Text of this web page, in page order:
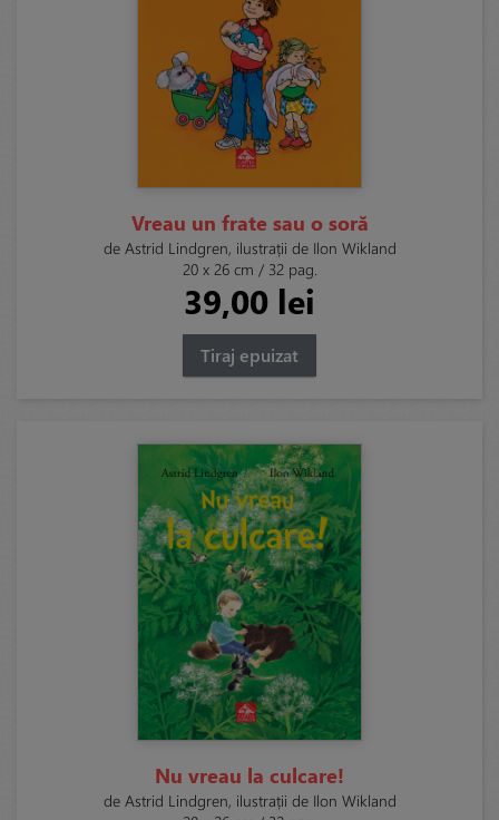
Vreau un frate sau o soră
de Astrid Lindgren, ilustrații de Ilon Wikland
20 x 26 cm / 32 pag.
39,00 lei
Tiraj epuizat
Nu vreau la culcare!
de Astrid Lindgren, ilustrații de Ilon Wikland